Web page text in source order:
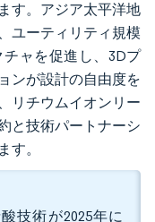
す。アジア太平洋地
ユーティリティ規模
ャを促進し、3Dプ
ンが設計の自由度を
リチウムイオンリー
と技術パートナーシ
す。
技術が2025年に